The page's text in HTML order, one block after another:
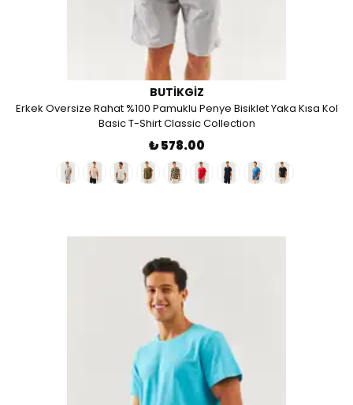
BUTIKGIZ
Erkek Oversize Rahat %100 Pamuklu Penye Bisiklet Yaka Kısa Kol
Basic T-Shirt Classic Collection
₺ 578.00